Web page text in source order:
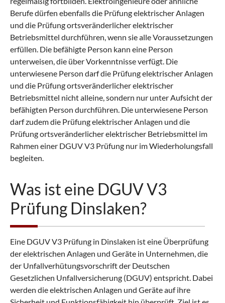
Berufe dürfen ebenfalls die Prüfung elektrischer Anlagen
und die Prüfung ortsveränderlicher elektrischer
Betriebsmittel durchführen, wenn sie alle Voraussetzungen
erfüllen. Die befähigte Person kann eine Person
unterweisen, die über Vorkenntnisse verfügt. Die
unterwiesene Person darf die Prüfung elektrischer Anlagen
und die Prüfung ortsveränderlicher elektrischer
Betriebsmittel nicht alleine, sondern nur unter Aufsicht der
befähigten Person durchführen. Die unterwiesene Person
darf zudem die Prüfung elektrischer Anlagen und die
Prüfung ortsveränderlicher elektrischer Betriebsmittel im
Rahmen einer DGUV V3 Prüfung nur im Wiederholungsfall
begleiten.
Was ist eine DGUV V3
Prüfung Dinslaken?
Eine DGUV V3 Prüfung in Dinslaken ist eine Überprüfung
der elektrischen Anlagen und Geräte in Unternehmen, die
der Unfallverhütungsvorschrift der Deutschen
Gesetzlichen Unfallversicherung (DGUV) entspricht. Dabei
werden die elektrischen Anlagen und Geräte auf ihre